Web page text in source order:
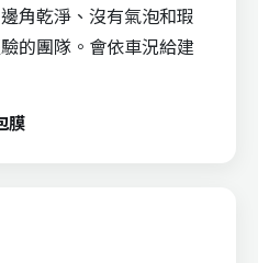
角乾淨、沒有氣泡和瑕
的團隊。會依車況給建
膜